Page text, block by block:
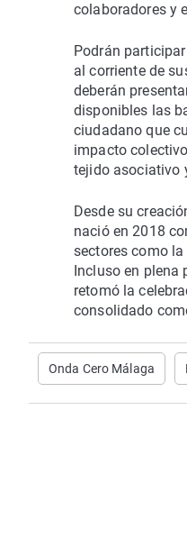
colaboradores y
Podrán
al corriente de
deberán
disponibles las
ciudadano que
impacto
tejido asociativo
Desde su
nació en 2018
sectores como
Incluso en plena
retomó la
consolidado
Onda Cero Málaga